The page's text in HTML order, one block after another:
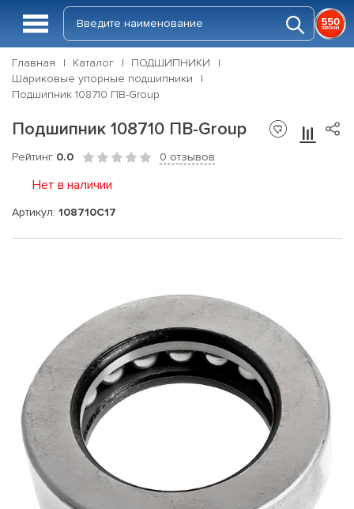
Главная Каталог
ПОДШИПНИКИ
Шариковые упорные подшипники
Подшипник 108710 ПВ-Group
Подшипник 108710 ПВ-Group
Рейтинг 0.0 0 отзывов
Нет в наличии
Артикул: 108710С17